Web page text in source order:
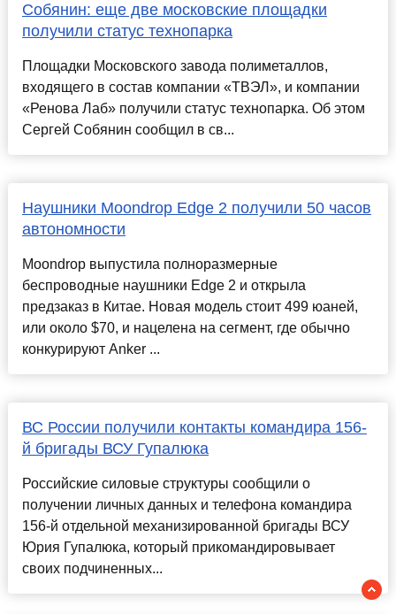
Собянин: еще две московские площадки
получили статус технопарка
Площадки Московского завода полиметаллов,
входящего в состав компании «ТВЭЛ», и компании
«Ренова Лаб» получили статус технопарка. Об этом
Сергей Собянин сообщил в св...
Наушники Moondrop Edge 2 получили 50 часов
автономности
Moondrop выпустила полноразмерные
беспроводные наушники Edge 2 и открыла
предзаказ в Китае. Новая модель стоит 499 юаней,
или около $70, и нацелена на сегмент, где обычно
конкурируют Anker ...
ВС России получили контакты командира 156-
й бригады ВСУ Гупалюка
Российские силовые структуры сообщили о
получении личных данных и телефона командира
156-й отдельной механизированной бригады ВСУ
Юрия Гупалюка, который прикомандировывает
своих подчиненных...